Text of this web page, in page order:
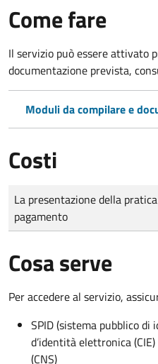
Come fare
Il servizio può essere attivato
documentazione prevista,
Moduli da compilare e
Costi
Tipo di pagamento
Importo
La presentazione della
pagamento
Cosa serve
Per accedere al servizio,
SPID (sistema pubblico
d’identità elettronica
(CNS)